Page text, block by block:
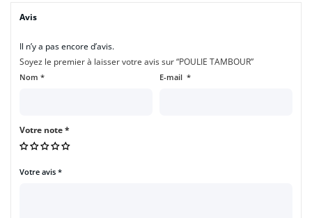
Avis
Il n’y a pas encore d’avis.
Soyez le premier à laisser votre avis sur “POULIE TAMBOUR”
Nom * E-mail *
Votre note*
Votre avis *